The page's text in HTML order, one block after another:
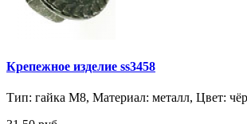
Крепежное изделие ss3458
Тип: гайка М8, Материал: металл, Цвет: